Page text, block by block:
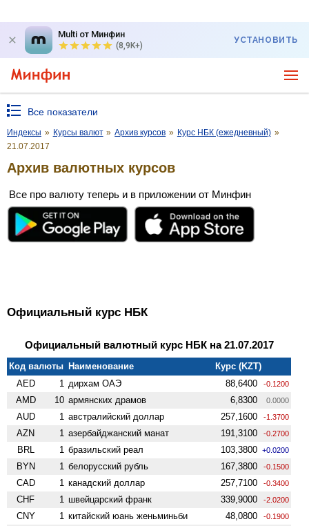
Multi от Минфин
(8,9K+)
УСТАНОВИТЬ
Все показатели
Индексы » Курсы валют » Архив курсов » Курс НБК (ежедневный) »
21.07.2017
Архив валютных курсов
Все про валюту теперь и в приложении от Минфин
Официальный курс НБК
Официальный валютный курс НБК на 21.07.2017
Код валюты Наименование
Курс (KZT)
AED
1 дирхам ОАЭ 88,6400 -0.1200
AMD 10 армянских драмов 6,8300 0.0000
AUD 1 австралийский доллар 257,1600 -1.3700
AZN 1 азербайджанский манат 191,3100 -0.2700
BRL 1 бразильский реал 103,3800 +0.0200
BYN 1 белорусский рубль 167,3800 -0.1500
CAD 1 канадский доллар 257,7100 -0.3400
CHF 1 швейцарский франк 339,9000 -2.0200
CNY 1 китайский юань женьминьби 48,0800 -0.1900